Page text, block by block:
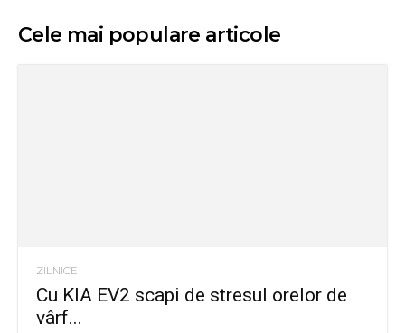
Cele mai populare articole
ZILNICE
Cu KIA EV2 scapi de stresul orelor de
vârf...